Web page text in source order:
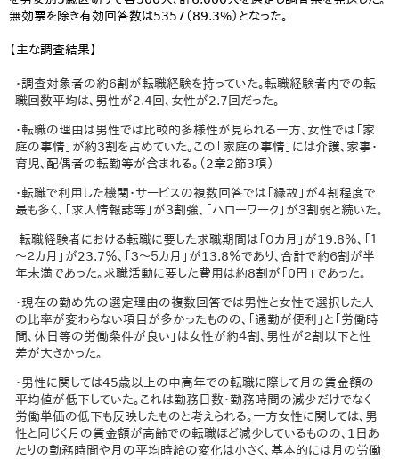
無効票を除き有効回答数は5357（89.3%）となった。
【主な調査結果】
・調査対象者の約６割が転職経験を持っていた。転職経験者内での転
職回数平均は、男性が2.4回、女性が2.7回だった。
・転職の理由は男性では比較的多様性が見られる一方、女性では「家
庭の事情」が約３割を占めていた。この「家庭の事情」には介護、家事・
育児、配偶者の転勤等が含まれる。（2章2節3項）
・転職で利用した機関・サービスの複数回答では「縁故」が４割程度で
最も多く、「求人情報誌等」が３割強、「ハローワーク」が３割弱と続いた。
転職経験者における転職に要した求職期間は「０カ月」が19.8％、「１
～２カ月」が23.7％、「３～５カ月」が13.8％であり、合計で約６割が半
年未満であった。求職活動に要した費用は約8割が「0円」であった。
・現在の勤め先の選定理由の複数回答では男性と女性で選択した人
の比率が変わらない項目が多かったものの、「通勤が便利」と「労働時
間、休日等の労働条件が良い」は女性が約４割、男性が２割以下と性
差が大きかった。
・男性に関しては45歳以上の中高年での転職に際して月の賃金額の
平均値が低下していた。これは勤務日数・勤務時間の減少だけでなく
労働単価の低下も反映したものと考えられる。一方女性に関しては、男
性と同じく月の賃金額が高齢での転職ほど減少しているものの、1日あ
たりの勤務時間や月の平均時給の変化は小さく、基本的には月の労働